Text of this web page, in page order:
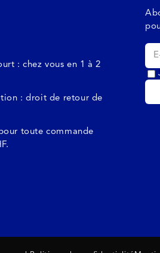
: chez vous en 1 à 2
: droit de retour de
toute commande